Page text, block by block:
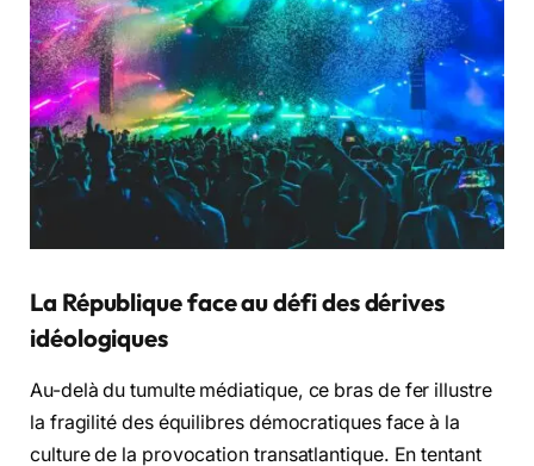
La République face au défi des dérives
idéologiques
Au-delà du tumulte médiatique, ce bras de fer illustre
la fragilité des équilibres démocratiques face à la
culture de la provocation transatlantique. En tentant